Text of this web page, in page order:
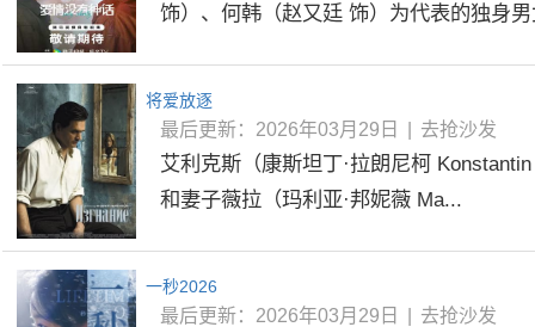
饰）、何韩（赵又廷 饰）为代表的独身
将爱放逐
最后更新：2026年03月29日 去抢沙发
艾利克斯（康斯坦丁·拉朗尼柯
和妻子薇拉（玛利亚·邦妮薇 Ma...
一秒2026
最后更新：2026年03月29日 去抢沙发